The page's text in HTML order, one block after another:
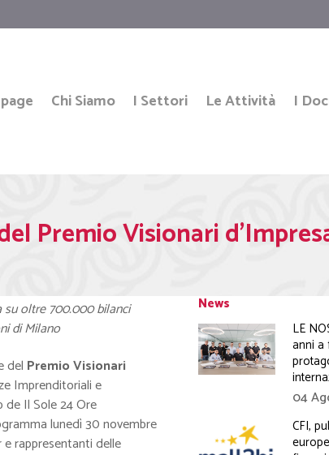
Chi Siamo I Settori Le Attività I
Premio Visionari
su oltre 700.000 bilanci
di Milano
del Premio Visionari
Imprenditoriali e
Il Sole 24 Ore
lunedì 30 novembre
rappresentanti delle
News
LE
anni a
04
CFI,